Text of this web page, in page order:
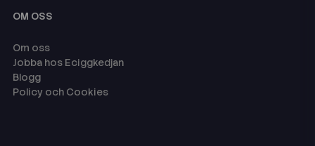
OM OSS
Om oss
Jobba hos Eciggkedjan
Blogg
Policy och Cookies